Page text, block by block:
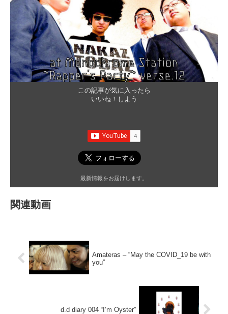
この記事が気に入ったら
いいね！しよう
最新情報をお届けします。
関連動画
Amateras – “May the COVID_19 be with
you”
d.d diary 004 “I’m Oyster”